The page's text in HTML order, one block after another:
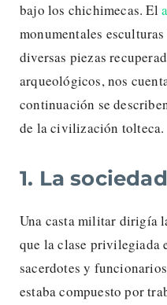
bajo los chichimecas. El
monumentales
diversas piezas
arqueológicos, nos
continuación se
de la civilización tolteca.
1. La
Una casta militar dirigía
que la clase privilegiada
sacerdotes y
estaba compuesto por